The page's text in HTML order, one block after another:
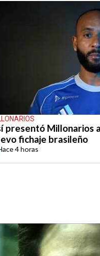
presentó Millonarios
fichaje brasileño
4 horas